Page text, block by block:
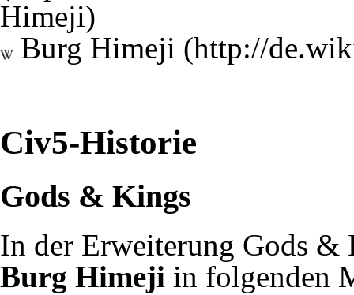
Burg Himeji
Civ5-Historie
Gods & Kings
In der Erweiterung Gods &
Burg Himeji in folgenden